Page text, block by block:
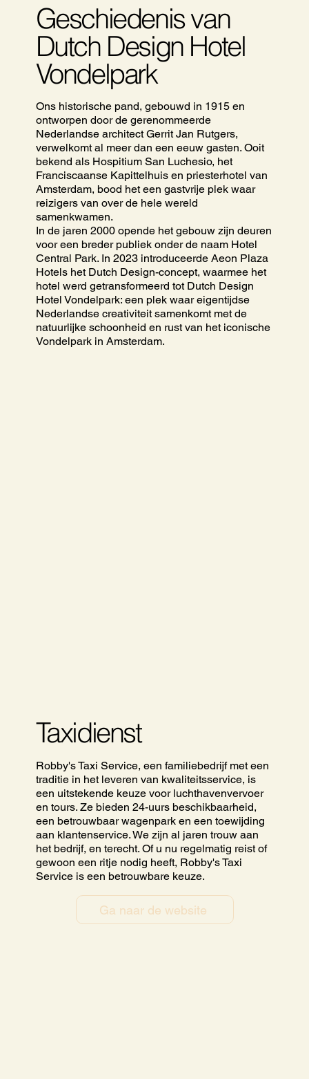
Geschiedenis van
Dutch Design Hotel
Vondelpark
Ons historische pand, gebouwd in 1915 en
ontworpen door de gerenommeerde
Nederlandse architect Gerrit Jan Rutgers,
verwelkomt al meer dan een eeuw gasten. Ooit
bekend als Hospitium San Luchesio, het
Franciscaanse Kapittelhuis en priesterhotel van
Amsterdam, bood het een gastvrije plek waar
reizigers van over de hele wereld
samenkwamen.
In de jaren 2000 opende het gebouw zijn deuren
voor een breder publiek onder de naam Hotel
Central Park. In 2023 introduceerde Aeon Plaza
Hotels het Dutch Design-concept, waarmee het
hotel werd getransformeerd tot Dutch Design
Hotel Vondelpark: een plek waar eigentijdse
Nederlandse creativiteit samenkomt met de
natuurlijke schoonheid en rust van het iconische
Vondelpark in Amsterdam.
Taxidienst
Robby's Taxi Service, een familiebedrijf met een
traditie in het leveren van kwaliteitsservice, is
een uitstekende keuze voor luchthavenvervoer
en tours. Ze bieden 24-uurs beschikbaarheid,
een betrouwbaar wagenpark en een toewijding
aan klantenservice. We zijn al jaren trouw aan
het bedrijf, en terecht. Of u nu regelmatig reist of
gewoon een ritje nodig heeft, Robby's Taxi
Service is een betrouwbare keuze.
Ga naar de website